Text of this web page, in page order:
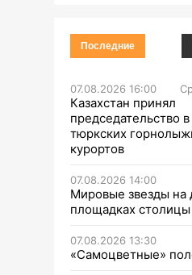
Последние
07.08.2026 16:00
Казахстан принял
председательство
тюркских
курортов
07.08.2026 14:00
Мировые звезды на
площадках столицы
07.08.2026 13:30
«Самоцветные»